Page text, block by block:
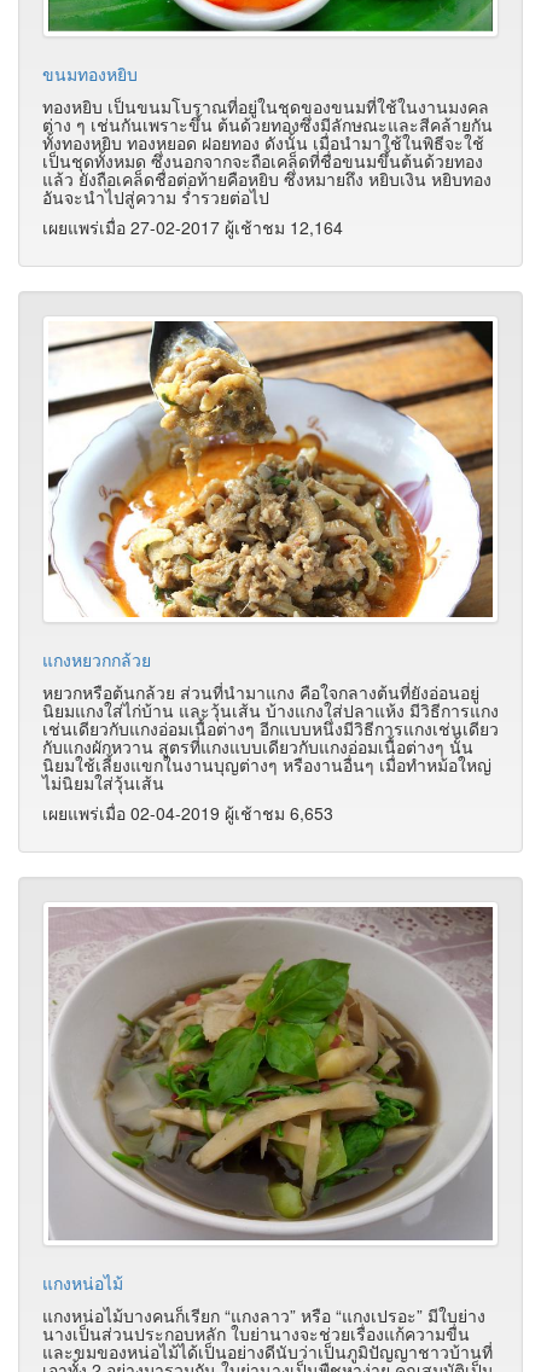
ขนมทองหยิบ
ทองหยิบ เป็นขนมโบราณที่อยู่ในชุดของขนมที่ใช้ในงานมงคล
ต่าง ๆ เช่นกันเพราะขึ้น ต้นด้วยทองซึ่งมีลักษณะและสีคล้ายกัน
ทั้งทองหยิบ ทองหยอด ฝอยทอง ดังนั้น เมื่อนำมาใช้ในพิธีจะใช้
เป็นชุดทั้งหมด ซึ่งนอกจากจะถือเคล็ดที่ชื่อขนมขึ้นต้นด้วยทอง
แล้ว ยังถือเคล็ดชื่อต่อท้ายคือหยิบ ซึ่งหมายถึง หยิบเงิน หยิบทอง
อันจะนำไปสู่ความ ร่ำรวยต่อไป
เผยแพร่เมื่อ 27-02-2017 ผู้เช้าชม 12,164
แกงหยวกกล้วย
หยวกหรือต้นกล้วย ส่วนที่นำมาแกง คือใจกลางต้นที่ยังอ่อนอยู่
นิยมแกงใส่ไก่บ้าน และวุ้นเส้น บ้างแกงใส่ปลาแห้ง มีวิธีการแกง
เช่นเดียวกับแกงอ่อมเนื้อต่างๆ อีกแบบหนึ่งมีวิธีการแกงเช่นเดียว
กับแกงผักหวาน สูตรที่แกงแบบเดียวกับแกงอ่อมเนื้อต่างๆ นั้น
นิยมใช้เลี้ยงแขกในงานบุญต่างๆ หรืองานอื่นๆ เมื่อทำหม้อใหญ่
ไม่นิยมใส่วุ้นเส้น
เผยแพร่เมื่อ 02-04-2019 ผู้เช้าชม 6,653
แกงหน่อไม้
แกงหน่อไม้บางคนก็เรียก “แกงลาว” หรือ “แกงเปรอะ” มีใบย่าง
นางเป็นส่วนประกอบหลัก ใบย่านางจะช่วยเรื่องแก้ความขื่น
และขมของหน่อไม้ได้เป็นอย่างดีนับว่าเป็นภูมิปัญญาชาวบ้านที่